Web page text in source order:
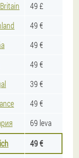
49 £
49 €
49 €
49 €
39 €
49 €
69 leva
49 €